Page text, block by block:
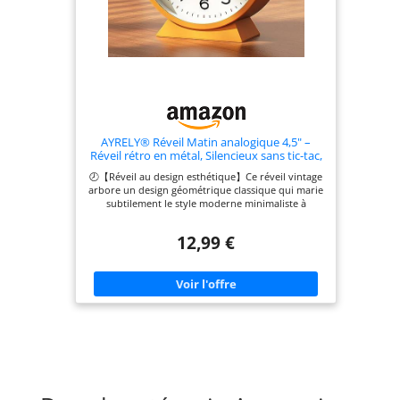
ambiances, qu’elles soient sobres, colorées ou
minimalistes. Un accessoire aussi pratique que
décoratif signé AYRELY.
AYRELY® Réveil Matin analogique 4,5" –
Réveil rétro en métal, Silencieux sans tic-tac,
à Pile avec lumière Nocturne, pour
Chambre, Bureau ou Table de Chevet
(Orange)
🕗【Réveil au design esthétique】Ce réveil vintage
arbore un design géométrique classique qui marie
subtilement le style moderne minimaliste à
éclectiques. 🕗【Silencieux et sans tic-tac】Ce
mouvement à quartz de qualité, garantissant un
fonctionnement sans bruit pour un sommeil
paisible. Il assure une mesure du temps précise
dans une atmosphère calme et sereine. 🕗
12,99 €